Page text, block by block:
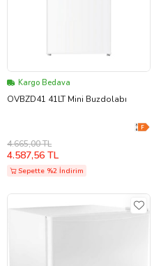
Kargo Bedava
OVBZD41 41LT Mini Buzdolabı
4.665,00 TL
4.587,56 TL
Sepette %2 İndirim